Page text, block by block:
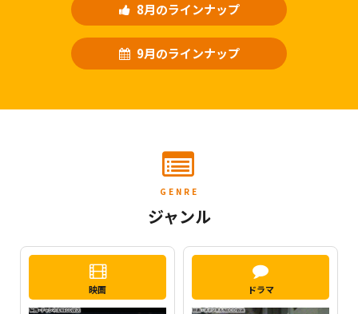
8月のラインナップ
9月のラインナップ
GENRE
ジャンル
映画 ドラマ